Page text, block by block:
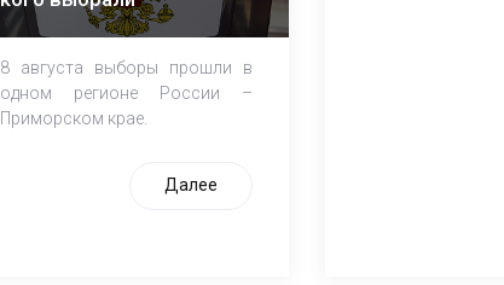
8 августа выборы прошли в
одном регионе России –
Приморском крае.
Далее